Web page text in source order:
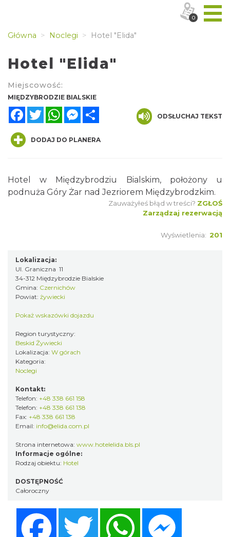
Główna Noclegi Hotel "Elida"
Hotel "Elida"
Miejscowość:
MIĘDZYBRODZIE BIALSKIE
FacebookTwitterWhatsAppMessenger
ODSŁUCHAJ TEKST
DODAJ DO PLANERA
Hotel w Międzybrodziu Bialskim, położony u
podnuża Góry Żar nad Jezriorem Międzybrodzkim.
Zauważyłeś błąd w treści? ZGŁOŚ
Zarządzaj rezerwacją
Wyświetlenia: 201
Lokalizacja:
Ul. Graniczna 11
34-312 Międzybrodzie Bialskie
Gmina: Czernichów
Powiat: żywiecki
Pokaż wskazówki dojazdu
Region turystyczny:
Beskid Żywiecki
Lokalizacja: W górach
Kategoria:
Noclegi
Kontakt:
Telefon: +48 338 661 158
Telefon: +48 338 661 138
Fax: +48 338 661 138
Email: info@elida.com.pl
Strona internetowa: www.hotelelida.bls.pl
Informacje ogólne:
Rodzaj obiektu: Hotel
DOSTĘPNOŚĆ
Całoroczny
Twitter WhatsApp
0